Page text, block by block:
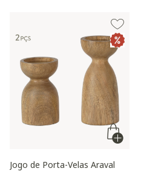
Jogo de Porta-Velas Araval